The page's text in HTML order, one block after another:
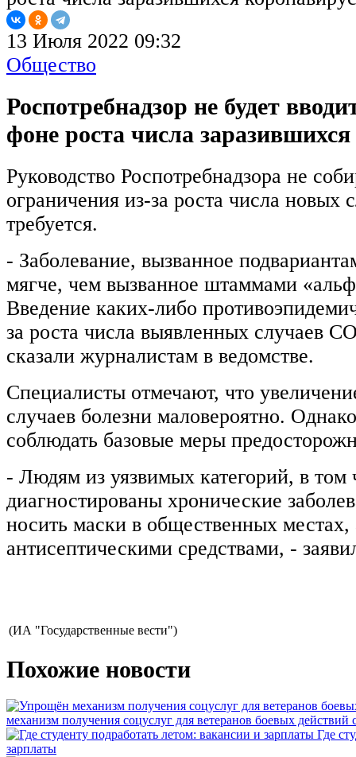
13 Июля 2022 09:32
Общество
Роспотребнадзор не будет
фоне роста числа
Руководство Роспотребнадзора не
ограничения из-за роста числа новых
требуется.
- Заболевание, вызванное
мягче, чем вызванное штаммами
Введение каких-либо
за роста числа выявленных случаев
сказали журналистам в ведомстве.
Специалисты отмечают, что
случаев болезни маловероятно.
соблюдать базовые меры
- Людям из уязвимых категорий, в том
диагностированы хронические
носить маски в общественных местах,
антисептическими средствами, -
(ИА "Государственные вести")
Похожие новости
механизм получения соцуслуг для ветеранов боевых действий
Где
зарплаты